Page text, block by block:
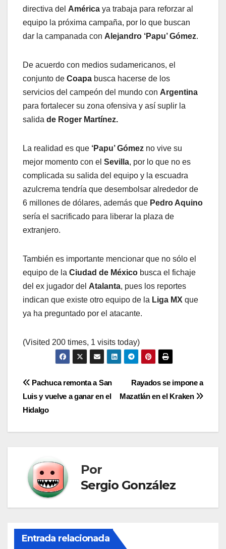
directiva del América ya trabaja para reforzar al
equipo la próxima campaña, por lo que buscan
dar la campanada con Alejandro ‘Papu’ Gómez.
De acuerdo con medios sudamericanos, el
conjunto de Coapa busca hacerse de los
servicios del campeón del mundo con Argentina
para fortalecer su zona ofensiva y así suplir la
salida de Roger Martínez.
La realidad es que ‘Papu’ Gómez no vive su
mejor momento con el Sevilla, por lo que no es
complicada su salida del equipo y la escuadra
azulcrema tendría que desembolsar alrededor de
6 millones de dólares, además que Pedro Aquino
sería el sacrificado para liberar la plaza de
extranjero.
También es importante mencionar que no sólo el
equipo de la Ciudad de México busca el fichaje
del ex jugador del Atalanta, pues los reportes
indican que existe otro equipo de la Liga MX que
ya ha preguntado por el atacante.
(Visited 200 times, 1 visits today)
Navegación
de
entradas
Rayados se impone a
Mazatlán en el Kraken
Pachuca remonta a San
Luis y vuelve a ganar en el
Hidalgo
Por
Sergio González
Entrada relacionada